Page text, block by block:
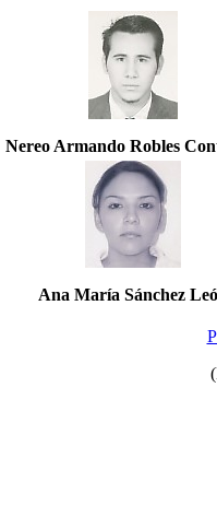
Nereo Armando Robles
Ana María Sánchez